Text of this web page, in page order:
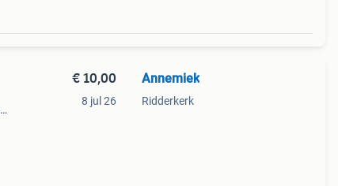
€ 10,00
8 jul 26
Annemiek
Ridderkerk